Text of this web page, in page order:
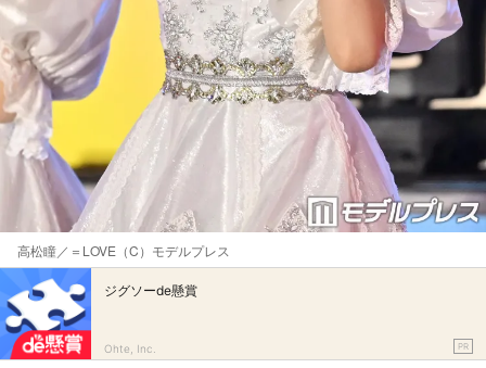
高松瞳／＝LOVE（C）モデルプレス
ジグソーde懸賞
Ohte, Inc. PR